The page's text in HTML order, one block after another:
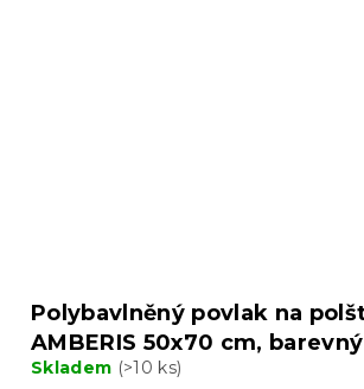
Polybavlněný povlak na
AMBERIS 50x70 cm, barevný
Skladem (>10 ks)